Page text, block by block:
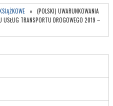
» (POLSKI) UWARUNKOWANIA
USŁUG TRANSPORTU DROGOWEGO 2019 –